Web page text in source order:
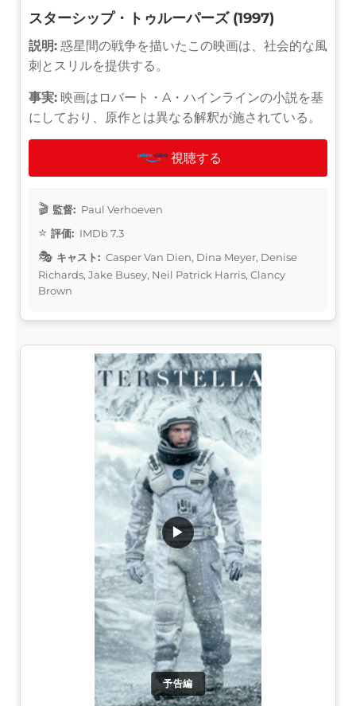
スターシップ・トゥルーパーズ (1997)
説明: 惑星間の戦争を描いたこの映画は、社会的な風
刺とスリルを提供する。
事実: 映画はロバート・A・ハインラインの小説を基
にしており、原作とは異なる解釈が施されている。
視聴する
監督: Paul Verhoeven
評価: IMDb 7.3
キャスト: Casper Van Dien, Dina Meyer, Denise
Richards, Jake Busey, Neil Patrick Harris, Clancy
Brown
予告編
▶